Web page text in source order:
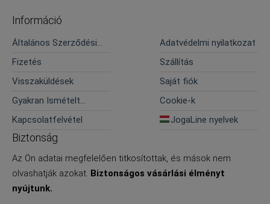
Információ
Általános Szerződési
Adatvédelmi nyilatkozat
Fizetés
Szállítás
Visszaküldések
Saját fiók
Gyakran Ismételt
Cookie-k
Kapcsolatfelvétel
JogaLine nyelvek
Biztonság
Az Ön adatai megfelelően titkosítottak, és mások nem
olvashatják azokat. Biztonságos vásárlási élményt
nyújtunk.